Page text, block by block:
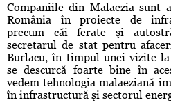
Companiile din Malaezia sunt
România în proiecte de
precum căi ferate şi
secretarul de stat pentru
Burlacu, în timpul unei vizite
se descurcă foarte bine în
vedem tehnologia malaeziană
în infrastructură şi sectorul